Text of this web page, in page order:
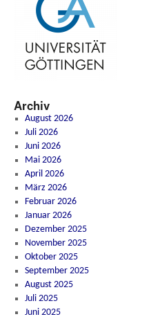
Archiv
August 2026
Juli 2026
Juni 2026
Mai 2026
April 2026
März 2026
Februar 2026
Januar 2026
Dezember 2025
November 2025
Oktober 2025
September 2025
August 2025
Juli 2025
Juni 2025